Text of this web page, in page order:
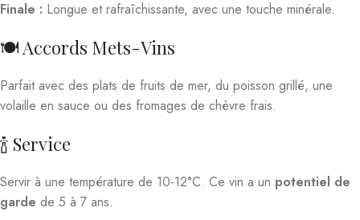
Finale : Longue et rafraîchissante, avec une touche minérale.
🍽️ Accords Mets-Vins
Parfait avec des plats de fruits de mer, du poisson grillé, une
volaille en sauce ou des fromages de chèvre frais.
🍾 Service
Servir à une température de 10-12°C. Ce vin a un potentiel de
garde de 5 à 7 ans.